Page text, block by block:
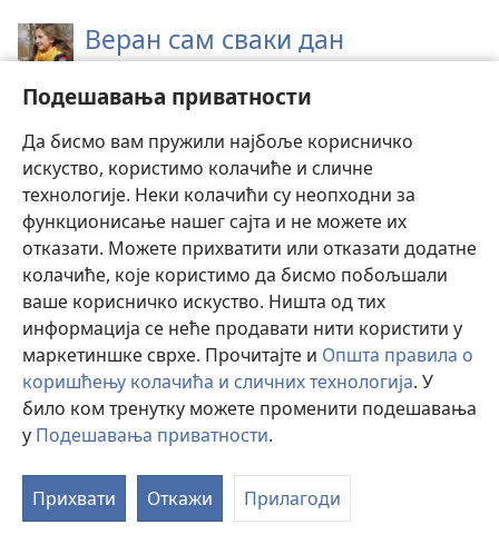
Подешавања приватности
Да бисмо вам пружили најбоље корисничко
искуство, користимо колачиће и сличне
технологије. Неки колачићи су неопходни за
функционисање нашег сајта и не можете их
отказати. Можете прихватити или отказати додатне
колачиће, које користимо да бисмо побољшали
ваше корисничко искуство. Ништа од тих
информација се неће продавати нити користити у
маркетиншке сврхе. Прочитајте и Општа правила о
коришћењу колачића и сличних технологија. У
било ком тренутку можете променити подешавања
у Подешавања приватности.
Прихвати Откажи Прилагоди
Веран сам сваки дан
вршњака у школи?
Дајем ти све
Дај Богу своје најбоље док си још млад.
„Исказуј част Јехови иметком
својим“
Чиме можемо обрадовати Јехову?
Нећу се предати
Уздај се у Јехову и никад се немој предати.
Шта ми је најважније